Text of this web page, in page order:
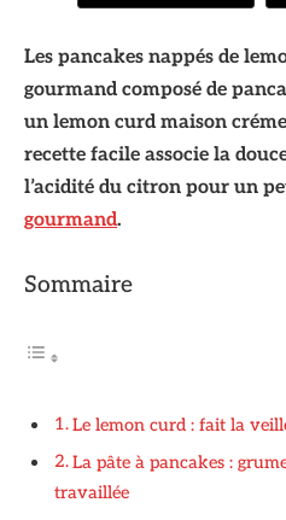
Les pancakes nappés de
gourmand composé de
un lemon curd maison
recette facile associe la
l’acidité du citron pour un
gourmand.
Sommaire
Le lemon curd : fait la
La pâte à pancakes :
travaillée